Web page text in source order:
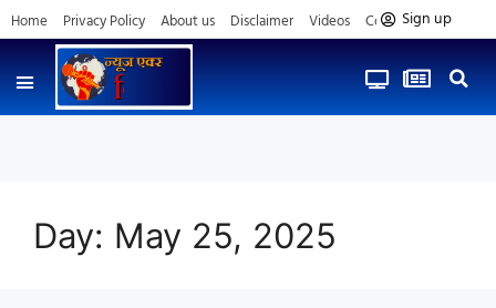
Home Privacy Policy About us Disclaimer Videos Contact us
Sign up
Day: May 25, 2025